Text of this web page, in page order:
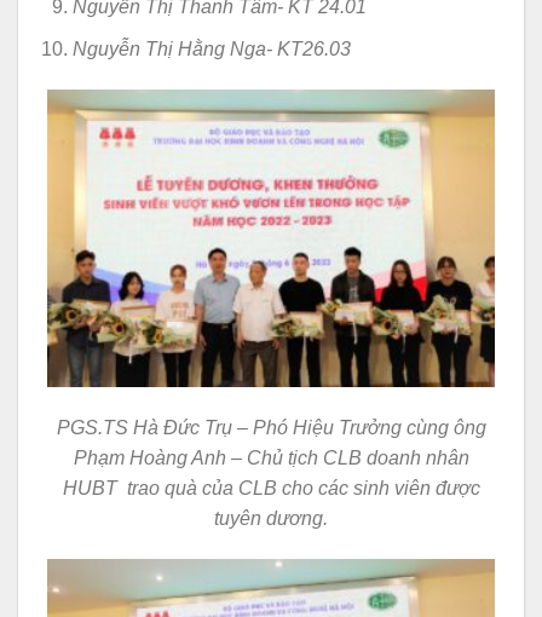
Nguyễn Thị Thanh Tâm- KT 24.01
Nguyễn Thị Hằng Nga- KT26.03
PGS.TS Hà Đức Trụ – Phó Hiệu Trưởng cùng ông
Phạm Hoàng Anh – Chủ tịch CLB doanh nhân
HUBT trao quà của CLB cho các sinh viên được
tuyên dương.